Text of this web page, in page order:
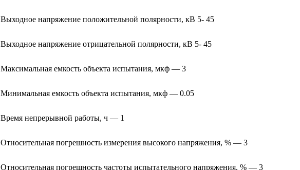
Выходное напряжение положительной полярности, кВ 5- 45
Выходное напряжение отрицательной полярности, кВ 5- 45
Максимальная емкость объекта испытания, мкф — 3
Минимальная емкость объекта испытания, мкф — 0.05
Время непрерывной работы, ч — 1
Относительная погрешность измерения высокого напряжения, % — 3
Относительная погрешность частоты испытательного напряжения, % — 3